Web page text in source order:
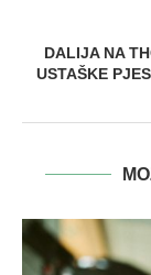
DALIJA NA
USTAŠKE